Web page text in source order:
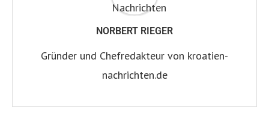
NORBERT RIEGER
Gründer und Chefredakteur von kroatien-
nachrichten.de